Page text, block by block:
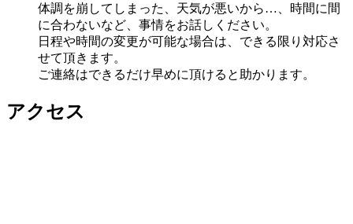
体調を崩してしまった、天気が悪いから…、時間に間
に合わないなど、事情をお話しください。
日程や時間の変更が可能な場合は、できる限り対応さ
せて頂きます。
ご連絡はできるだけ早めに頂けると助かります。
アクセス